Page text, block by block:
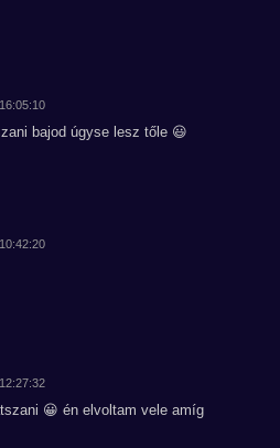
bajod úgyse lesz tőle 😃
😀 én elvoltam vele amíg